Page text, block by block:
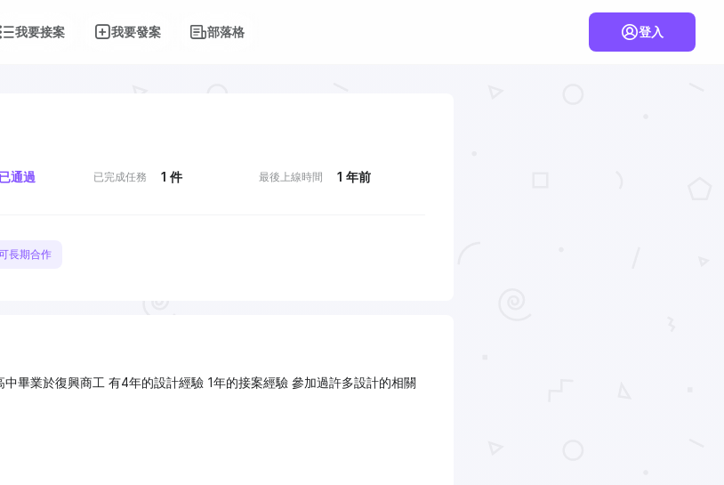
我要接案 我要發案 部落格 登入
已通過 已完成任務 1 件 最後上線時間 1 年前
長期合作
畢業於復興商工 有4年的設計經驗 1年的接案經驗 參加過許多設計的相關